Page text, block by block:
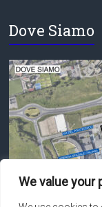
We value your
Dove Siamo